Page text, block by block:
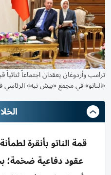
ترامب وأردوغان يعقدان اجتماعاً
«الناتو» في مجمع «بيش تبه» الرئاسي
قمة الناتو بأنقرة
عقود دفاعية ضخمة؛